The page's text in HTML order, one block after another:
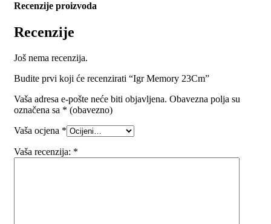
Recenzije proizvoda
Recenzije
Još nema recenzija.
Budite prvi koji će recenzirati “Igr Memory 23Cm”
Vaša adresa e-pošte neće biti objavljena. Obavezna polja su
označena sa * (obavezno)
Vaša ocjena *
Vaša recenzija: *